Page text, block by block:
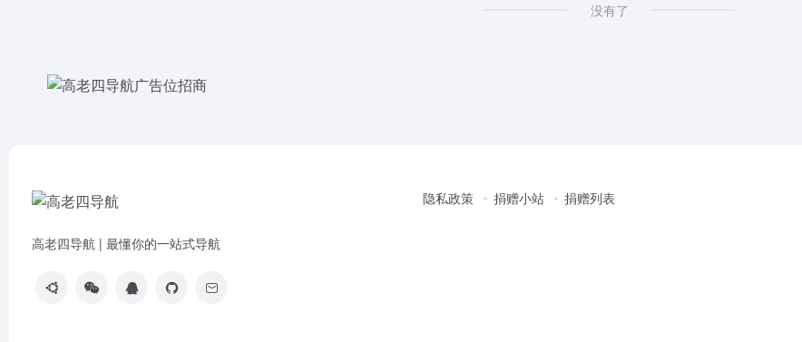
没有了
高老四导航 | 最懂你的一站式导航
隐私政策 捐赠小站 捐赠列表